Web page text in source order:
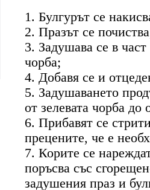
1. Булгурът се
2. Празът се
3. Задушава се в
чорба;
4. Добавя се и
5. Задушаването
от зелевата чорба до
6. Прибавят се
прецените, че е
7. Корите се
поръсва със
задушения праз и